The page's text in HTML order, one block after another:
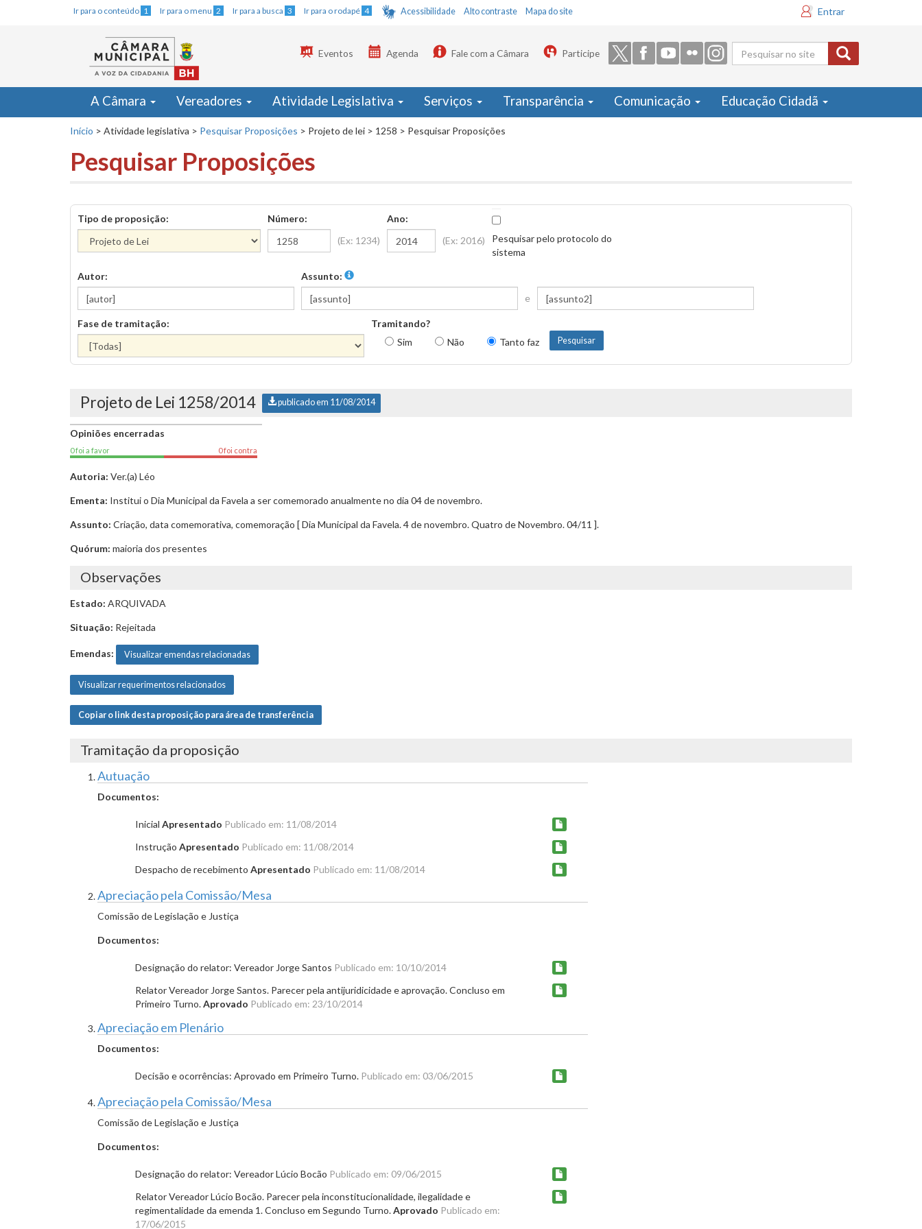
Ir para o conteúdo 1 Ir para o menu 2 Ir para a busca 3 Ir para o rodapé 4 Acessibilidade Alto contraste Mapa do site Entrar
Formulário
de busca
Eventos Agenda Fale com a Câmara Participe
A Câmara Vereadores Atividade Legislativa Serviços Transparência Comunicação Educação Cidadã
Início > Atividade legislativa > Pesquisar Proposições > Projeto de lei > 1258 > Pesquisar Proposições
Pesquisar Proposições
Tipo de proposição:
Número:
(Ex: 1234)
Ano:
(Ex: 2016)
Pesquisar pelo protocolo do
sistema
Autor:
Assunto:
e
Fase de tramitação:
Tramitando?
Sim
Não Tanto faz
Projeto de Lei 1258/2014 publicado em 11/08/2014
Opiniões encerradas
0 foi a favor 0 foi contra
Autoria: Ver.(a) Léo
Ementa: Institui o Dia Municipal da Favela a ser comemorado anualmente no dia 04 de novembro.
Assunto: Criação, data comemorativa, comemoração [ Dia Municipal da Favela. 4 de novembro. Quatro de Novembro. 04/11 ].
Quórum: maioria dos presentes
Observações
Estado: ARQUIVADA
Situação: Rejeitada
Emendas: Visualizar emendas relacionadas
Visualizar requerimentos relacionados
Copiar o link desta proposição para área de transferência
Tramitação da proposição
Autuação
Documentos:
Inicial Apresentado Publicado em: 11/08/2014
Instrução Apresentado Publicado em: 11/08/2014
Despacho de recebimento Apresentado Publicado em: 11/08/2014
Apreciação pela Comissão/Mesa
Comissão de Legislação e Justiça
Documentos:
Designação do relator: Vereador Jorge Santos Publicado em: 10/10/2014
Relator Vereador Jorge Santos. Parecer pela antijuridicidade e aprovação. Concluso em
Primeiro Turno.Aprovado Publicado em: 23/10/2014
Apreciação em Plenário
Documentos:
Decisão e ocorrências: Aprovado em Primeiro Turno. Publicado em: 03/06/2015
Apreciação pela Comissão/Mesa
Comissão de Legislação e Justiça
Documentos:
Designação do relator: Vereador Lúcio Bocão Publicado em: 09/06/2015
Relator Vereador Lúcio Bocão. Parecer pela inconstitucionalidade, ilegalidade e
regimentalidade da emenda 1. Concluso em Segundo Turno.Aprovado Publicado em:
17/06/2015